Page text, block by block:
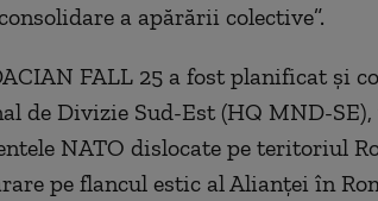
a apărării colective”.
FALL 25 a fost planificat şi
de Divizie Sud-Est (HQ MND-
NATO dislocate pe teritoriul
pe flancul estic al Alianţei în